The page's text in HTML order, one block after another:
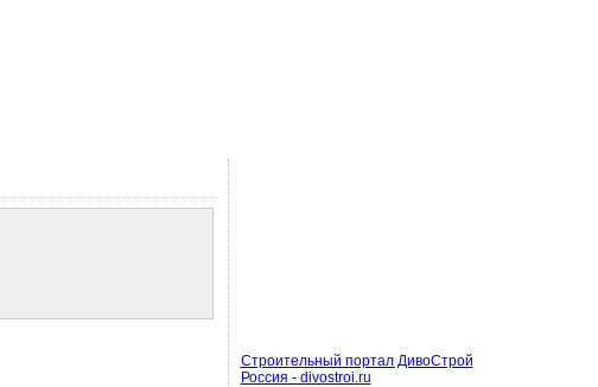
Строительный портал ДивоСтрой
Россия - divostroi.ru